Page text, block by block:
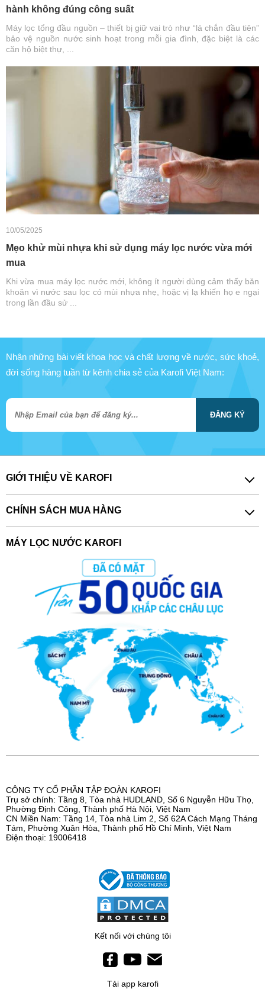
hành không đúng công suất
Máy lọc tổng đầu nguồn – thiết bị giữ vai trò như “lá chắn đầu tiên”
bảo vệ nguồn nước sinh hoạt trong mỗi gia đình, đặc biệt là các
căn hộ biệt thự, ...
10/05/2025
Mẹo khử mùi nhựa khi sử dụng máy lọc nước vừa mới
mua
Khi vừa mua máy lọc nước mới, không ít người dùng cảm thấy băn
khoăn vì nước sau lọc có mùi nhựa nhẹ, hoặc vị lạ khiến họ e ngại
trong lần đầu sử ...
Nhận những bài viết khoa học và chất lượng về nước, sức khoẻ,
đời sống hàng tuần từ kênh chia sẻ của Karofi Việt Nam:
ĐĂNG KÝ
GIỚI THIỆU VỀ KAROFI
CHÍNH SÁCH MUA HÀNG
MÁY LỌC NƯỚC KAROFI
CÔNG TY CỔ PHẦN TẬP ĐOÀN KAROFI
Trụ sở chính: Tầng 8, Tòa nhà HUDLAND, Số 6 Nguyễn Hữu Thọ,
Phường Định Công, Thành phố Hà Nội, Việt Nam
CN Miền Nam: Tầng 14, Tòa nhà Lim 2, Số 62A Cách Mạng Tháng
Tám, Phường Xuân Hòa, Thành phố Hồ Chí Minh, Việt Nam
Điện thoại: 19006418
Kết nối với chúng tôi
Tải app karofi